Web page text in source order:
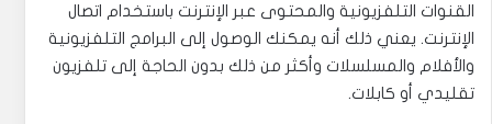
القنوات التلفزيونية والمحتوى عبر الإنترنت باستخدام اتصال
الإنترنت. يعني ذلك أنه يمكنك الوصول إلى البرامج التلفزيونية
والأفلام والمسلسلات وأكثر من ذلك بدون الحاجة إلى تلفزيون
تقليدي أو كابلات.